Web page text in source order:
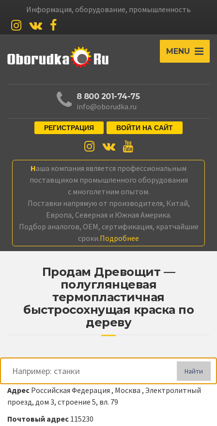
Информация, оборудование, промышленность
MENU
8 800 201-74-75
info@oborudka.ru
РЕГИСТРАЦИЯ ВОЙТИ НА САЙТ
Наша компания является профессиональным
поставщиком промышленного оборудования
с многолетним опытом.
Поставки напрямую от производителя, Китай,
Европа, Северная и Южная Америка.
Подбор аналогов, OEM, сертификация, кратчайшие
сроки.Подробнее
Продам Древощит —
полуглянцевая
термопластичная
быстросохнущая краска по
дереву
Найти
Адрес Российская Федерация , Москва , Электролитный
проезд, дом 3, строение 5, вл. 79
Почтовый адрес 115230